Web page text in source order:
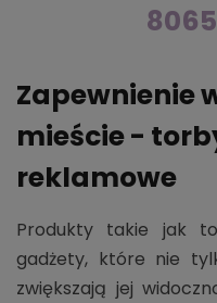
Zapewnienie
mieście -
reklamowe
Produkty takie jak
gadżety, które nie
zwiększają jej